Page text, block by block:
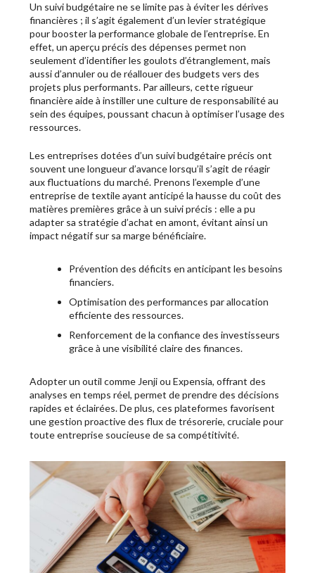
Un suivi budgétaire ne se limite pas à éviter les dérives
financières ; il s’agit également d’un levier stratégique
pour booster la performance globale de l’entreprise. En
effet, un aperçu précis des dépenses permet non
seulement d’identifier les goulots d’étranglement, mais
aussi d’annuler ou de réallouer des budgets vers des
projets plus performants. Par ailleurs, cette rigueur
financière aide à instiller une culture de responsabilité au
sein des équipes, poussant chacun à optimiser l’usage des
ressources.
Les entreprises dotées d’un suivi budgétaire précis ont
souvent une longueur d’avance lorsqu’il s’agit de réagir
aux fluctuations du marché. Prenons l’exemple d’une
entreprise de textile ayant anticipé la hausse du coût des
matières premières grâce à un suivi précis : elle a pu
adapter sa stratégie d’achat en amont, évitant ainsi un
impact négatif sur sa marge bénéficiaire.
Prévention des déficits en anticipant les besoins
financiers.
Optimisation des performances par allocation
efficiente des ressources.
Renforcement de la confiance des investisseurs
grâce à une visibilité claire des finances.
Adopter un outil comme Jenji ou Expensia, offrant des
analyses en temps réel, permet de prendre des décisions
rapides et éclairées. De plus, ces plateformes favorisent
une gestion proactive des flux de trésorerie, cruciale pour
toute entreprise soucieuse de sa compétitivité.